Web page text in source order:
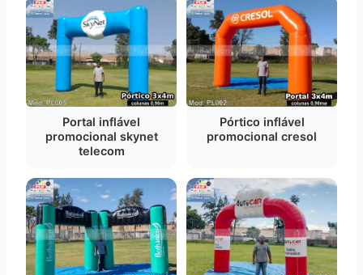
Portal inflável
promocional skynet
telecom
Pórtico inflável
promocional cresol